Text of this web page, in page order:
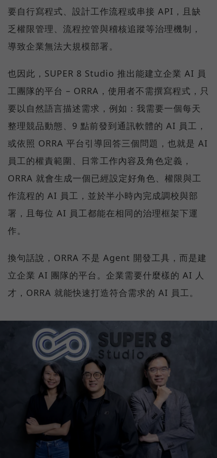
要自行寫程式、設計工作流程或串接 API，且缺
乏權限管理、流程控管與稽核追蹤等治理機制，
導致企業無法大規模部署。
也因此，SUPER 8 Studio 推出能建立企業 AI 員
工團隊的平台 – ORRA，使用者不需撰寫程式，只
要以自然語言描述需求，例如：我需要一個每天
整理競品動態、9 點前發到通訊軟體的 AI 員工，
或依照 ORRA 平台引導回答三個問題，也就是 AI
員工的權責範圍、日常工作內容及角色定義，
ORRA 就會生成一個已經設定好角色、權限與工
作流程的 AI 員工，並於半小時內完成調校與部
署，且每位 AI 員工都能在相同的治理框架下運
作。
換句話說，ORRA 不是 Agent 開發工具，而是建
立企業 AI 團隊的平台。企業需要什麼樣的 AI 人
才，ORRA 就能快速打造符合需求的 AI 員工。